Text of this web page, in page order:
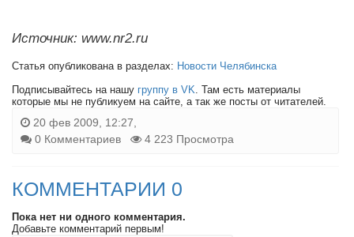
Источник: www.nr2.ru
Статья опубликована в разделах: Новости Челябинска
Подписывайтесь на нашу группу в VK. Там есть материалы
которые мы не публикуем на сайте, а так же посты от читателей.
20 фев 2009, 12:27,
0 Комментариев
4 223 Просмотра
КОММЕНТАРИИ 0
Пока нет ни одного комментария.
Добавьте комментарий первым!